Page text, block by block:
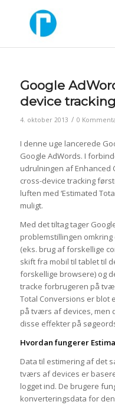
Google
device tracking
4. oktober 2013 / 0
I denne uge lancerede
Google AdWords. I
udrulningen af Enhanced
cross-device tracking
luften med ‘Estimated
muligt.
Med det tiltag tager
problemstillingen
(eks. brug af forskellige
skift fra mobil til tablet til
forskellige browsere) og
tracke forbrugeren på
Total Conversions er blot
på tværs af devices, men
disse effekter på
Hvordan fungerer
Data til estimering af det
tværs af devices er
logget ind. De brugere
konverteringsdata for